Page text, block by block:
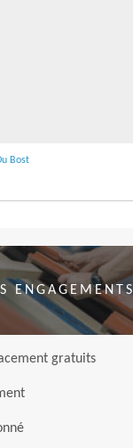
Bost
ENGAGEMENTS
gratuits